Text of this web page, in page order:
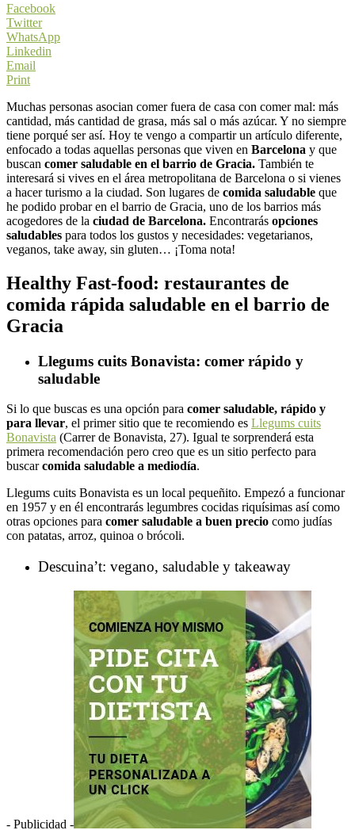
Facebook
Twitter
WhatsApp
Linkedin
Email
Print
Muchas personas asocian comer fuera de casa con comer mal: más
cantidad, más cantidad de grasa, más sal o más azúcar. Y no siempre
tiene porqué ser así. Hoy te vengo a compartir un artículo diferente,
enfocado a todas aquellas personas que viven en Barcelona y que
buscan comer saludable en el barrio de Gracia. También te
interesará si vives en el área metropolitana de Barcelona o si vienes
a hacer turismo a la ciudad. Son lugares de comida saludable que
he podido probar en el barrio de Gracia, uno de los barrios más
acogedores de la ciudad de Barcelona. Encontrarás opciones
saludables para todos los gustos y necesidades: vegetarianos,
veganos, take away, sin gluten… ¡Toma nota!
Healthy Fast-food: restaurantes de
comida rápida saludable en el barrio de
Gracia
Llegums cuits Bonavista: comer rápido y
saludable
Si lo que buscas es una opción para comer saludable, rápido y
para llevar, el primer sitio que te recomiendo es Llegums cuits
Bonavista (Carrer de Bonavista, 27). Igual te sorprenderá esta
primera recomendación pero creo que es un sitio perfecto para
buscarcomida saludable a mediodía.
Llegums cuits Bonavista es un local pequeñito. Empezó a funcionar
en 1957 y en él encontrarás legumbres cocidas riquísimas así como
otras opciones para comer saludable a buen precio como judías
con patatas, arroz, quinoa o brócoli.
Descuina’t: vegano, saludable y takeaway
- Publicidad -